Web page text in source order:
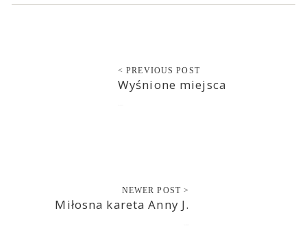
< PREVIOUS POST
Wyśnione miejsca
NEWER POST >
Miłosna kareta Anny J.